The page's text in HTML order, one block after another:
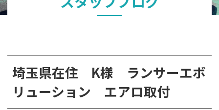
埼玉県在住 K様 ランサーエボ
リューション エアロ取付